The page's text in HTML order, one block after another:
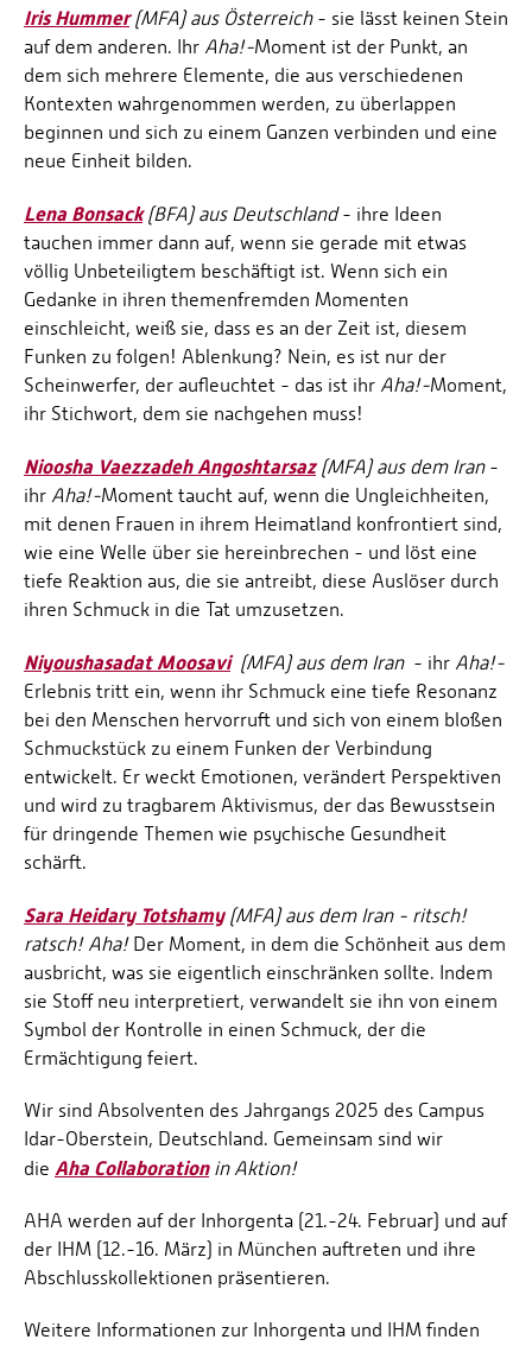
Iris Hummer(MFA) aus Österreich - sie lässt keinen Stein
auf dem anderen. Ihr Aha!-Moment ist der Punkt, an
dem sich mehrere Elemente, die aus verschiedenen
Kontexten wahrgenommen werden, zu überlappen
beginnen und sich zu einem Ganzen verbinden und eine
neue Einheit bilden.
Lena Bonsack(BFA) aus Deutschland- ihre Ideen
tauchen immer dann auf, wenn sie gerade mit etwas
völlig Unbeteiligtem beschäftigt ist. Wenn sich ein
Gedanke in ihren themenfremden Momenten
einschleicht, weiß sie, dass es an der Zeit ist, diesem
Funken zu folgen! Ablenkung? Nein, es ist nur der
Scheinwerfer, der aufleuchtet - das ist ihr Aha!-Moment,
ihr Stichwort, dem sie nachgehen muss!
Nioosha Vaezzadeh Angoshtarsaz(MFA) aus dem Iran -
ihr Aha!-Moment taucht auf, wenn die Ungleichheiten,
mit denen Frauen in ihrem Heimatland konfrontiert sind,
wie eine Welle über sie hereinbrechen - und löst eine
tiefe Reaktion aus, die sie antreibt, diese Auslöser durch
ihren Schmuck in die Tat umzusetzen.
Niyoushasadat Moosavi (MFA) aus dem Iran - ihr Aha!-
Erlebnis tritt ein, wenn ihr Schmuck eine tiefe Resonanz
bei den Menschen hervorruft und sich von einem bloßen
Schmuckstück zu einem Funken der Verbindung
entwickelt. Er weckt Emotionen, verändert Perspektiven
und wird zu tragbarem Aktivismus, der das Bewusstsein
für dringende Themen wie psychische Gesundheit
schärft.
Sara Heidary Totshamy(MFA) aus dem Iran - ritsch!
ratsch! Aha!Der Moment, in dem die Schönheit aus dem
ausbricht, was sie eigentlich einschränken sollte. Indem
sie Stoff neu interpretiert, verwandelt sie ihn von einem
Symbol der Kontrolle in einen Schmuck, der die
Ermächtigung feiert.
Wir sind Absolventen des Jahrgangs 2025 des Campus
Idar-Oberstein, Deutschland. Gemeinsam sind wir
die Aha Collaborationin Aktion!
AHA werden auf der Inhorgenta (21.-24. Februar) und auf
der IHM (12.-16. März) in München auftreten und ihre
Abschlusskollektionen präsentieren.
Weitere Informationen zur Inhorgenta und IHM finden